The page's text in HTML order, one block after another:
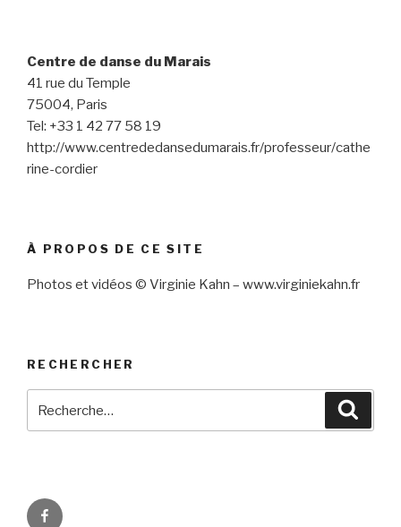
Centre de danse du Marais
41 rue du Temple
75004, Paris
Tel: +33 1 42 77 58 19
http://www.centrededansedumarais.fr/professeur/cathe
rine-cordier
À PROPOS DE CE SITE
Photos et vidéos © Virginie Kahn – www.virginiekahn.fr
RECHERCHER
Facebook